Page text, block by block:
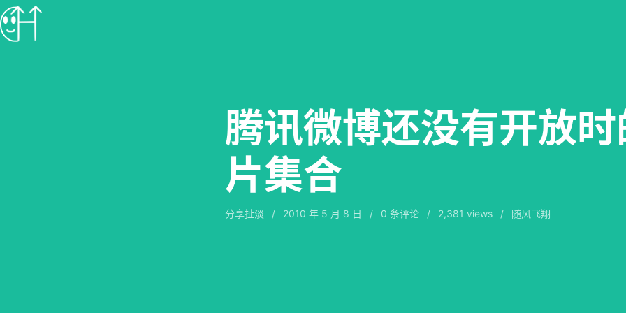
腾讯微博还没有开放
片集合
分享扯淡 / 2010 年 5 月 8 日 / 0 条评论 / 2,381 views / 随风飞翔